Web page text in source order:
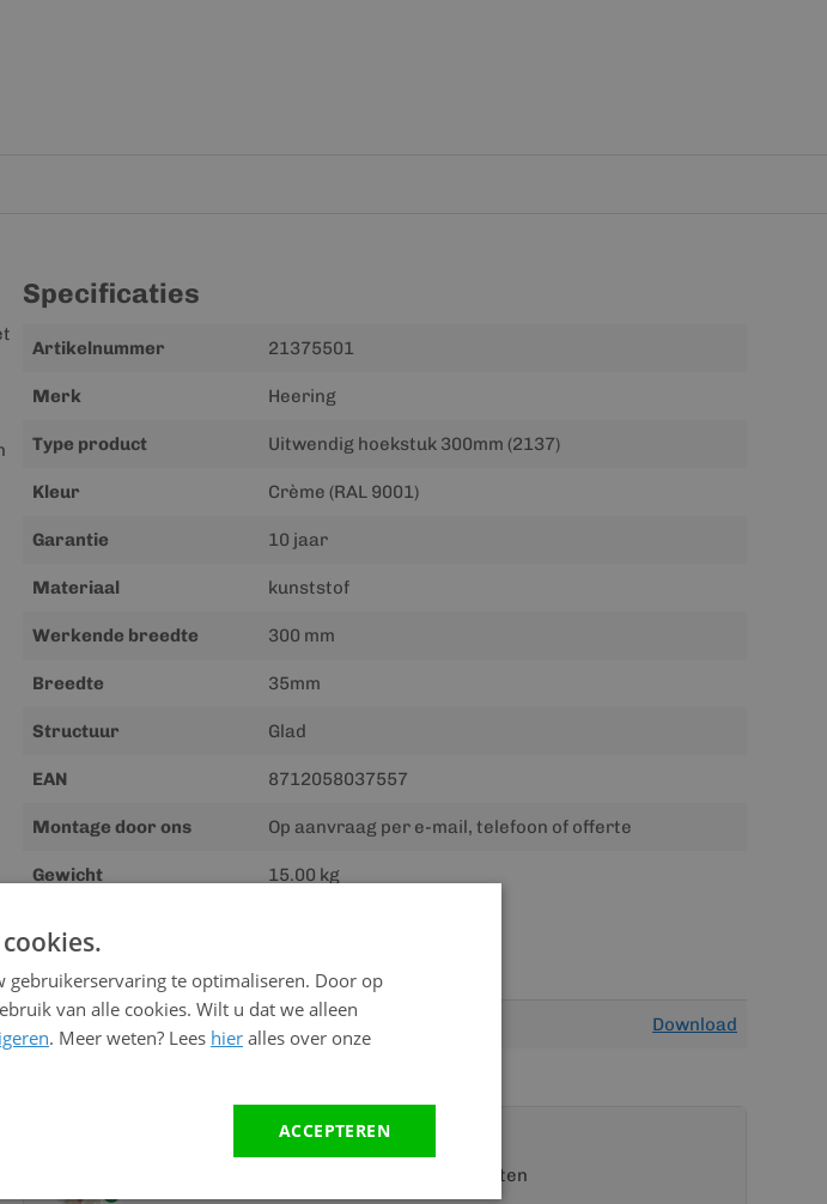
Specificaties
Meer
Artikelnummer 21375501
Merk Heering
Type product Uitwendig hoekstuk 300mm (2137)
Kleur Crème (RAL 9001)
Garantie 10 jaar
Materiaal kunststof
Werkende breedte 300 mm
Breedte 35mm
Structuur Glad
EAN 8712058037557
Montage door ons Op aanvraag per e-mail, telefoon of offerte
Gewicht 15.00 kg
Downloads
Meer
informatie
Download
Neem contact op met een van onze specialisten
gebruikerservaring te optimaliseren. Door op
van alle cookies. Wilt u dat we alleen
. Meer weten? Lees hier alles over onze
ACCEPTEREN